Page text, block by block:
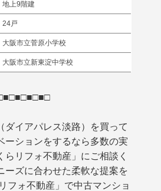
地上9階建
24戸
大阪市立菅原小学校
大阪市立新東淀中学校
ダイアパレス淡路）を買って
ーションをするなら多数の実
らリフォ不動産」にご相談く
ーズに合わせた柔軟な提案を
フォ不動産」で中古マンショ